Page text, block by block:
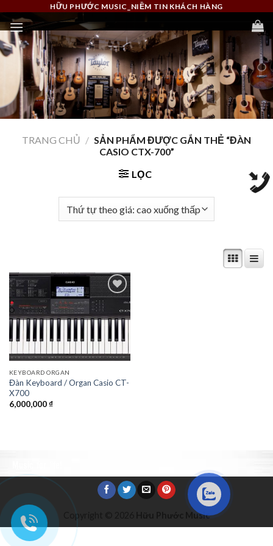
to
content
HỮU PHƯỚC MUSIC_NIỀM TIN KHÁCH HÀNG
TRANG CHỦ / SẢN PHẨM ĐƯỢC GẮN THẺ “ĐÀN
CASIO CTX-700”
LỌC
Add to
Wishlist
KEYBOARD ORGAN
Đàn Keyboard / Organ Casio CT-
X700
6,000,000₫
Copyright © 2026 Hữu Phước Music